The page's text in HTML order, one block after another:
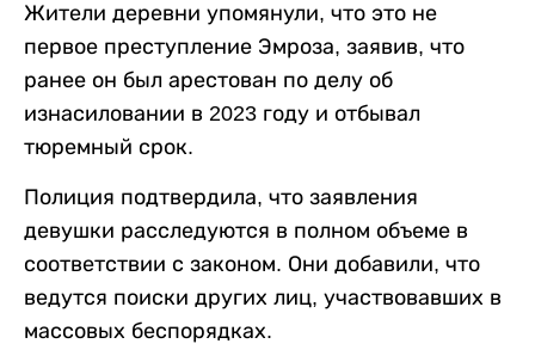
Жители деревни упомянули, что это не
первое преступление Эмроза, заявив, что
ранее он был арестован по делу об
изнасиловании в 2023 году и отбывал
тюремный срок.
Полиция подтвердила, что заявления
девушки расследуются в полном объеме в
соответствии с законом. Они добавили, что
ведутся поиски других лиц, участвовавших в
массовых беспорядках.